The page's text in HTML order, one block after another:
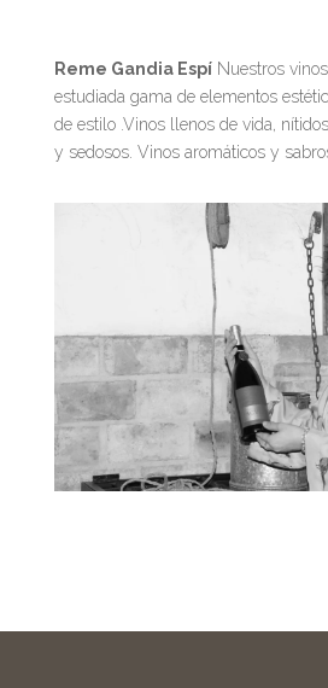
Reme Gandia EspíNuestros
estudiada gama de elementos
de estilo .Vinos llenos de vida,
y sedosos. Vinos aromáticos y